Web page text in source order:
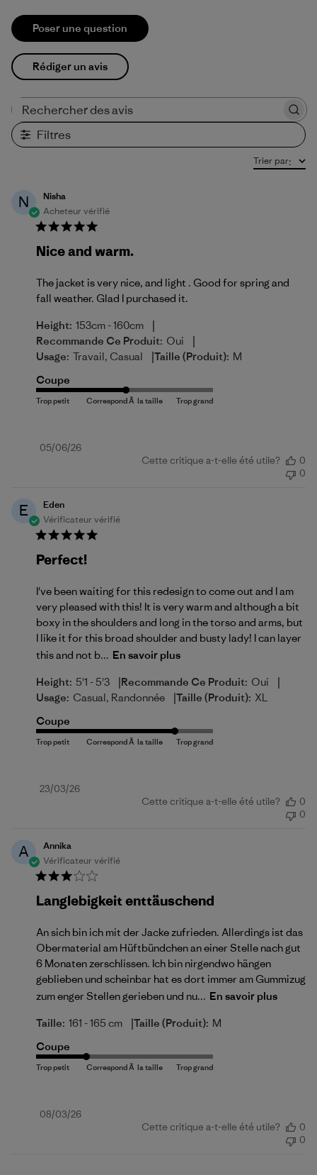
Poser une question
Rédiger un avis
Filtres
Trier par:
N
Nisha
Acheteur vérifié
Nice and warm.
The jacket is very nice, and light . Good for spring and
fall weather. Glad I purchased it.
Height: 153cm - 160cm |
Recommande Ce Produit: Oui |
Usage: Travail, Casual |Taille (produit): M
Coupe
Date
05/06/26
Cette critique a-t-elle été utile?
0
0
E
Eden
Vérificateur vérifié
Perfect!
I've been waiting for this redesign to come out and I am
very pleased with this! It is very warm and although a bit
boxy in the shoulders and long in the torso and arms, but
I like it for this broad shoulder and busty lady! I can layer
this and not b... En savoir plus
Height: 5'1 - 5'3 |Recommande Ce Produit: Oui |
Usage: Casual, Randonnée |Taille (produit): XL
Coupe
Date
23/03/26
Cette critique a-t-elle été utile?
0
0
A
Annika
Vérificateur vérifié
Langlebigkeit enttäuschend
An sich bin ich mit der Jacke zufrieden. Allerdings ist das
Obermaterial am Hüftbündchen an einer Stelle nach gut
6 Monaten zerschlissen. Ich bin nirgendwo hängen
geblieben und scheinbar hat es dort immer am Gummizug
zum enger Stellen gerieben und nu... En savoir plus
Taille: 161 - 165 cm |Taille (produit): M
Coupe
Date
08/03/26
Cette critique a-t-elle été utile?
0
0